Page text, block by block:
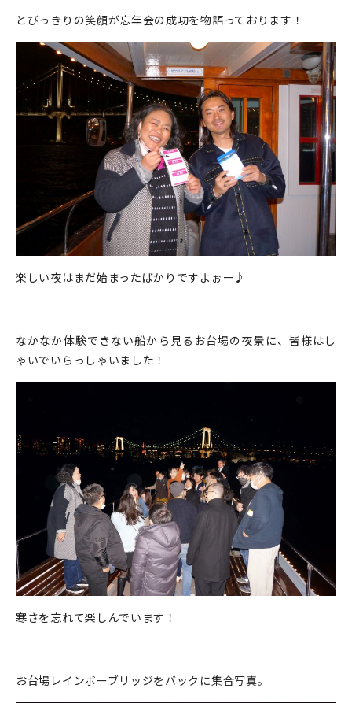
とびっきりの笑顔が忘年会の成功を物語っております！
楽しい夜はまだ始まったばかりですよぉー♪
なかなか体験できない船から見るお台場の夜景に、皆様はし
ゃいでいらっしゃいました！
寒さを忘れて楽しんでいます！
お台場レインボーブリッジをバックに集合写真。